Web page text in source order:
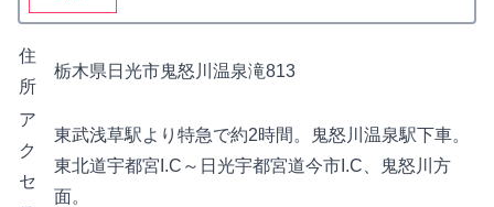
住
所
栃木県日光市鬼怒川温泉滝813
ア
ク
セ
東武浅草駅より特急で約2時間。鬼怒川温泉駅下車。
東北道宇都宮I.C～日光宇都宮道今市I.C、鬼怒川方
面。